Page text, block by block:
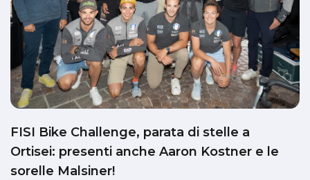
FISI Bike Challenge, parata di stelle a
Ortisei: presenti anche Aaron Kostner e le
sorelle Malsiner!